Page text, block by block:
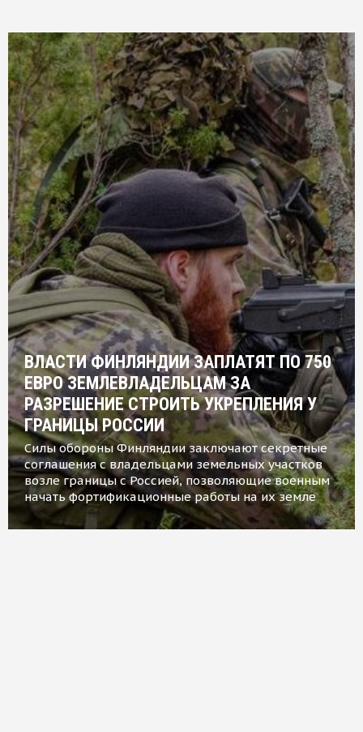
ВЛАСТИ ФИНЛЯНДИИ ЗАПЛАТЯТ ПО 750
ЕВРО ЗЕМЛЕВЛАДЕЛЬЦАМ ЗА
РАЗРЕШЕНИЕ СТРОИТЬ УКРЕПЛЕНИЯ У
ГРАНИЦЫ РОССИИ
Силы обороны Финляндии заключают секретные
соглашения с владельцами земельных участков
возле границы с Россией, позволяющие военным
начать фортификационные работы на их земле